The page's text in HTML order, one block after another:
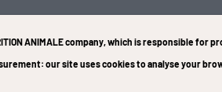
ANIMALE company, which is responsible for
: our site uses cookies to analyse your